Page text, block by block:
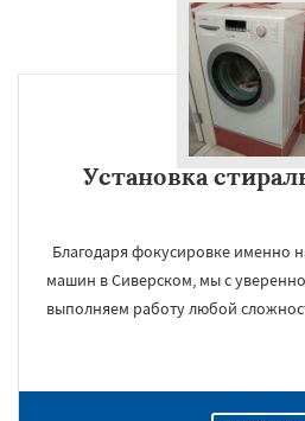
Установка
Благодаря фокусировке именно
машин в Сиверском, мы с
выполняем работу любой